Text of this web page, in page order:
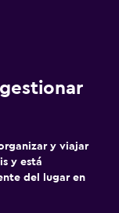
y viajar
y está
del lugar en